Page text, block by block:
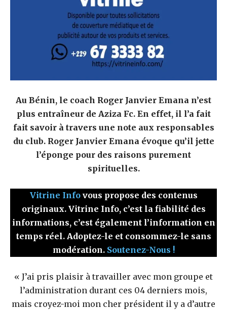
Au Bénin, le coach Roger Janvier Emana n’est
plus entraîneur de Aziza Fc. En effet, il l’a fait
fait savoir à travers une note aux responsables
du club. Roger Janvier Emana évoque qu’il jette
l’éponge pour des raisons purement
spirituelles.
Vitrine Infovous propose des contenus
originaux. Vitrine Info, c’est la fiabilité des
informations, c’est également l’information en
temps réel. Adoptez-le et consommez-le sans
modération. Soutenez-Nous !
« J’ai pris plaisir à travailler avec mon groupe et
l’administration durant ces 04 derniers mois,
mais croyez-moi mon cher président il y a d’autre